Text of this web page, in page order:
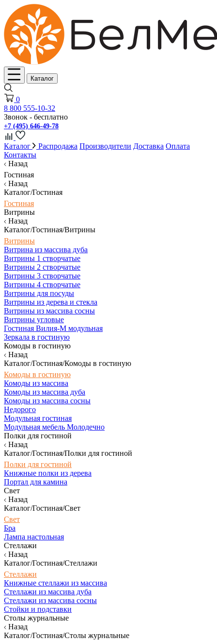
Каталог
0
8 800 555-10-32
Звонок - бесплатно
+7 (495) 646-49-78
Каталог Распродажа Производители Доставка Оплата
Контакты
Назад
Гостиная
Назад
Каталог/Гостиная
Гостиная
Витрины
Назад
Каталог/Гостиная/Витрины
Витрины
Витрина из массива дуба
Витрины 1 створчатые
Витрины 2 створчатые
Витрины 3 створчатые
Витрины 4 створчатые
Витрины для посуды
Витрины из дерева и стекла
Витрины из массива сосны
Витрины угловые
Гостиная Вилия-М модульная
Зеркала в гостиную
Комоды в гостиную
Назад
Каталог/Гостиная/Комоды в гостиную
Комоды в гостиную
Комоды из массива
Комоды из массива дуба
Комоды из массива сосны
Недорого
Модульная гостиная
Модульная мебель Молодечно
Полки для гостиной
Назад
Каталог/Гостиная/Полки для гостиной
Полки для гостиной
Книжные полки из дерева
Портал для камина
Свет
Назад
Каталог/Гостиная/Свет
Свет
Бра
Лампа настольная
Стеллажи
Назад
Каталог/Гостиная/Стеллажи
Стеллажи
Книжные стеллажи из массива
Стеллажи из массива дуба
Стеллажи из массива сосны
Стойки и подставки
Столы журнальные
Назад
Каталог/Гостиная/Столы журнальные